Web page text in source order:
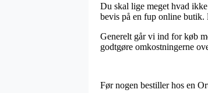
Du skal lige meget hvad
bevis på en fup online butik.
Generelt går vi ind for køb
godtgøre omkostningerne
Før nogen bestiller hos en